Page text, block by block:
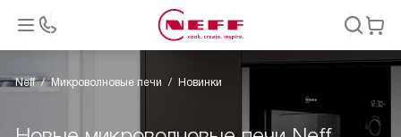
Neff Микроволновые печи Новинки